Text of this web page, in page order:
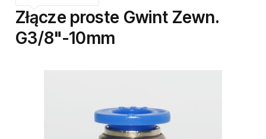
Złącze proste Gwint Zewn.
G3/8"-10mm